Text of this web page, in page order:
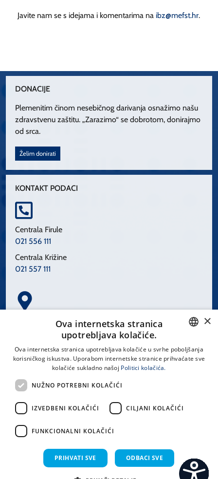
Javite nam se s idejama i komentarima na ibz@mefst.hr.
DONACIJE
Plemenitim činom nesebičnog darivanja osnažimo našu
zdravstvenu zaštitu. „Zarazimo“ se dobrotom, donirajmo
od srca.
Želim donirati
KONTAKT PODACI
Centrala Firule
021 556 111
Centrala Križine
021 557 111
Spinčićeva 1, 21000 Split
LINKOVI
Uvjeti korištenja
CROATIAN
×
Ova internetska stranica
upotrebljava kolačiće.
Ova internetska stranica upotrebljava kolačiće u svrhe poboljšanja
korisničkog iskustva. Uporabom internetske stranice prihvaćate sve
kolačiće sukladno našoj Politici kolačića.
NUŽNO POTREBNI KOLAČIĆI
IZVEDBENI KOLAČIĆI CILJANI KOLAČIĆI
FUNKCIONALNI KOLAČIĆI
PRIHVATI SVE ODBACI SVE